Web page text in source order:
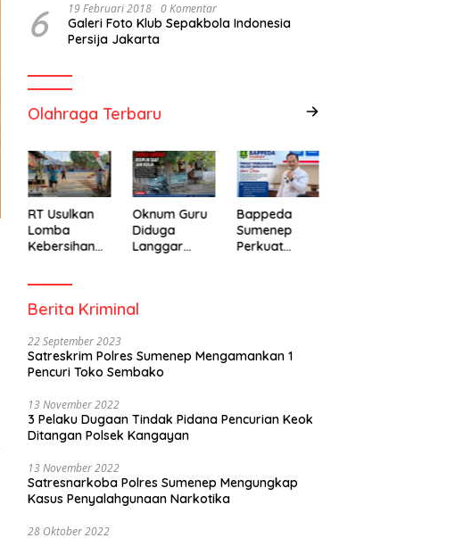
6 19 Februari 2018 0 Komentar
Galeri Foto Klub Sepakbola Indonesia
Persija Jakarta
Olahraga Terbaru
RT Usulkan
Lomba
Kebersihan
Oknum Guru
Diduga
Langgar
Bappeda
Sumenep
Perkuat
Berita Kriminal
22 September 2023
Satreskrim Polres Sumenep Mengamankan 1
Pencuri Toko Sembako
13 November 2022
3 Pelaku Dugaan Tindak Pidana Pencurian Keok
Ditangan Polsek Kangayan
13 November 2022
Satresnarkoba Polres Sumenep Mengungkap
Kasus Penyalahgunaan Narkotika
28 Oktober 2022